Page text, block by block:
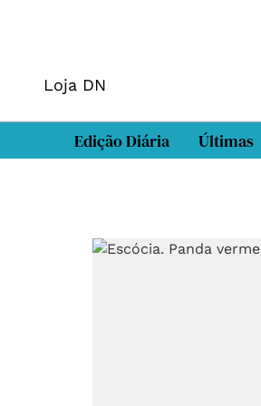
Loja DN
Edição Diária Últimas